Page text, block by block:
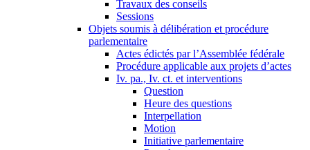
Travaux des conseils
Sessions
Objets soumis à délibération et procédure
parlementaire
Actes édictés par l’Assemblée fédérale
Procédure applicable aux projets d’actes
Iv. pa., Iv. ct. et interventions
Question
Heure des questions
Interpellation
Motion
Initiative parlementaire